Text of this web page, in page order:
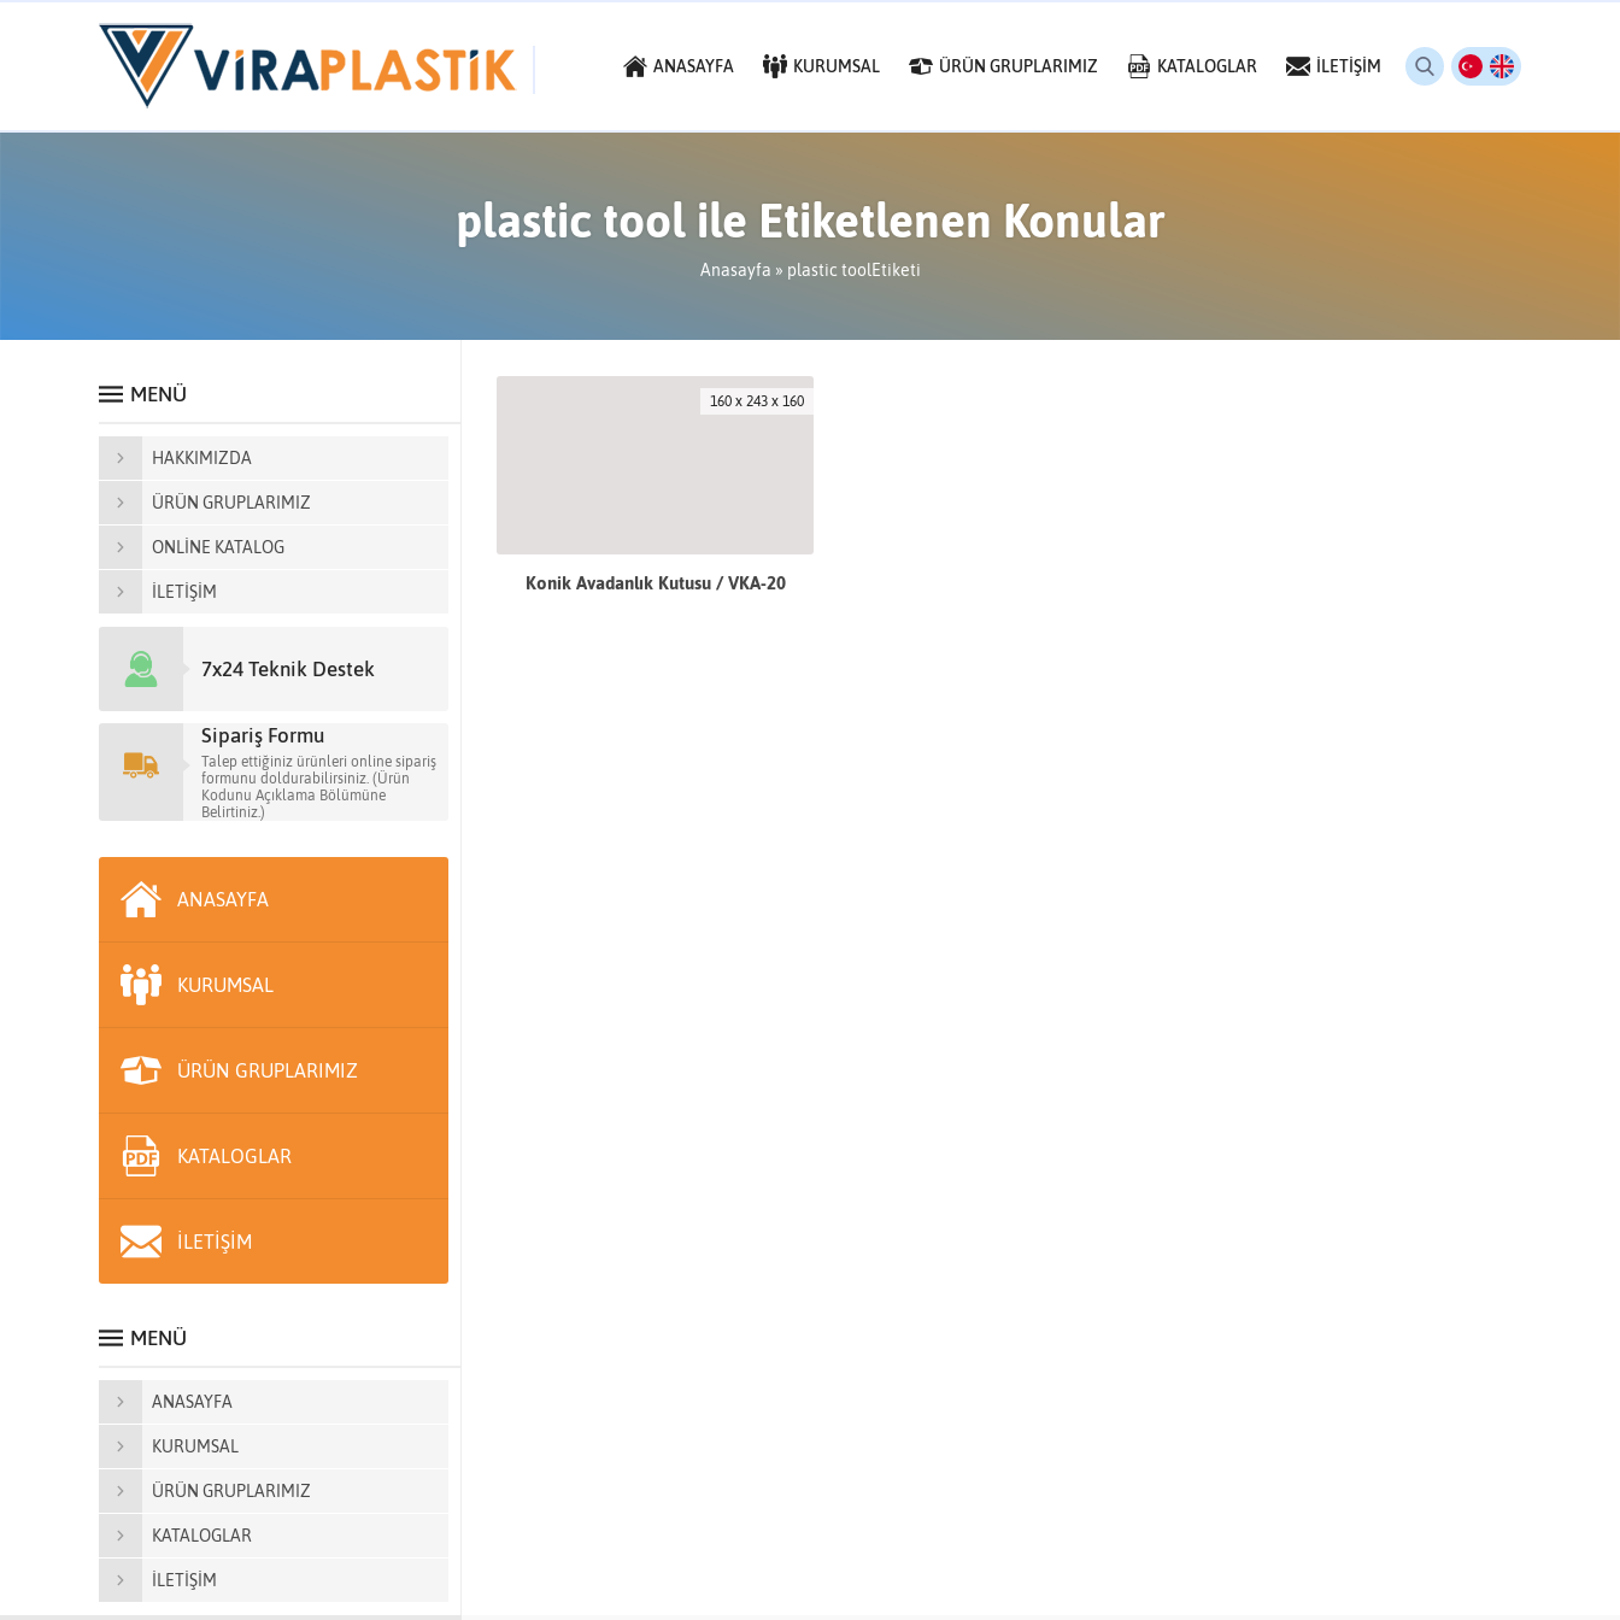
ANASAYFA KURUMSAL ÜRÜN GRUPLARIMIZ KATALOGLAR İLETİŞİM
plastic tool ile Etiketlenen Konular
Anasayfa » plastic toolEtiketi
160 x 243 x 160
Konik Avadanlık Kutusu / VKA-20
MENÜ
HAKKIMIZDA
ÜRÜN GRUPLARIMIZ
ONLİNE KATALOG
İLETİŞİM
7x24 Teknik Destek
Sipariş Formu
Talep ettiğiniz ürünleri online sipariş
formunu doldurabilirsiniz. (Ürün
Kodunu Açıklama Bölümüne
Belirtiniz.)
ANASAYFA
KURUMSAL
ÜRÜN GRUPLARIMIZ
KATALOGLAR
İLETİŞİM
MENÜ
ANASAYFA
KURUMSAL
ÜRÜN GRUPLARIMIZ
KATALOGLAR
İLETİŞİM